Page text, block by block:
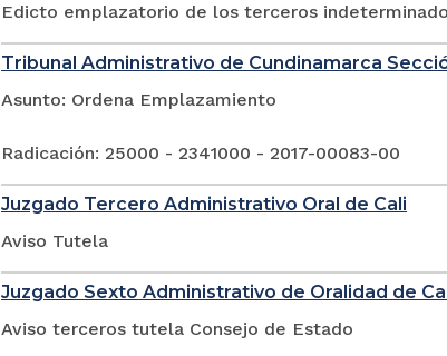
Edicto emplazatorio de los terceros
Tribunal Administrativo de Cundinamarca
Asunto: Ordena Emplazamiento
Radicación: 25000 - 2341000 - 2017-00083-00
Juzgado Tercero Administrativo Oral de Cali
Aviso Tutela
Juzgado Sexto Administrativo de Oralidad de
Aviso terceros tutela Consejo de Estado